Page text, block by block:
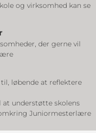
og virksomhed kan se
der gerne vil
løbende at reflektere
at understøtte skolens
Juniormesterlære